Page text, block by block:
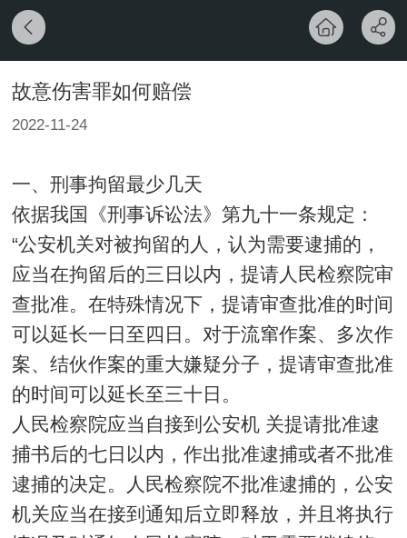
故意伤害罪如何赔偿
2022-11-24
一、刑事拘留最少几天
依据我国《刑事诉讼法》第九十一条规定：
“公安机关对被拘留的人，认为需要逮捕的，
应当在拘留后的三日以内，提请人民检察院审
查批准。在特殊情况下，提请审查批准的时间
可以延长一日至四日。对于流窜作案、多次作
案、结伙作案的重大嫌疑分子，提请审查批准
的时间可以延长至三十日。
人民检察院应当自接到公安机 关提请批准逮
捕书后的七日以内，作出批准逮捕或者不批准
逮捕的决定。人民检察院不批准逮捕的，公安
机关应当在接到通知后立即释放，并且将执行